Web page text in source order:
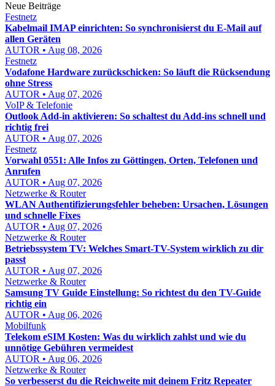
Neue Beiträge
Festnetz
Kabelmail IMAP einrichten: So synchronisierst du E-Mail auf
allen Geräten
AUTOR • Aug 08, 2026
Festnetz
Vodafone Hardware zurückschicken: So läuft die Rücksendung
ohne Stress
AUTOR • Aug 07, 2026
VoIP & Telefonie
Outlook Add-in aktivieren: So schaltest du Add-ins schnell und
richtig frei
AUTOR • Aug 07, 2026
Festnetz
Vorwahl 0551: Alle Infos zu Göttingen, Orten, Telefonen und
Anrufen
AUTOR • Aug 07, 2026
Netzwerke & Router
WLAN Authentifizierungsfehler beheben: Ursachen, Lösungen
und schnelle Fixes
AUTOR • Aug 07, 2026
Netzwerke & Router
Betriebssystem TV: Welches Smart-TV-System wirklich zu dir
passt
AUTOR • Aug 07, 2026
Netzwerke & Router
Samsung TV Guide Einstellung: So richtest du den TV-Guide
richtig ein
AUTOR • Aug 06, 2026
Mobilfunk
Telekom eSIM Kosten: Was du wirklich zahlst und wie du
unnötige Gebühren vermeidest
AUTOR • Aug 06, 2026
Netzwerke & Router
So verbesserst du die Reichweite mit deinem Fritz Repeater